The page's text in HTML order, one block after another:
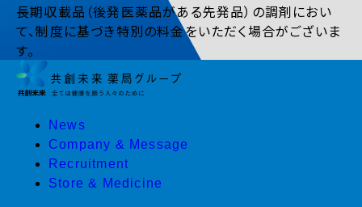
長期収載品（後発医薬品がある先発品）の調剤におい
て、制度に基づき特別の料金をいただく場合がございま
す。
News
Company & Message
Recruitment
Store & Medicine